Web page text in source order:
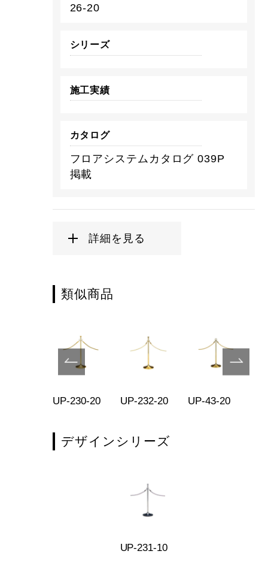
26-20
シリーズ
施工実績
カタログ
フロアシステムカタログ 039P
掲載
詳細を見る
類似商品
UP-230-20 UP-232-20 UP-43-20
デザインシリーズ
UP-231-10